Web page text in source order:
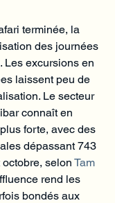
terminée, la
des journées
Les excursions en
laissent peu de
Le secteur
connaît en
forte, avec des
dépassant 743
selon Tam
rend les
bondés aux